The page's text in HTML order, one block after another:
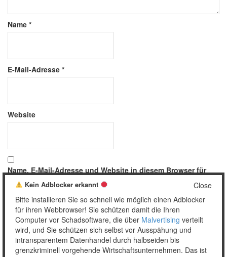
Name *
E-Mail-Adresse *
Website
Name, E-Mail-Adresse und Website in diesem Browser für
meinen nächsten Kommentar speichern.
Close
Kein Adblocker erkannt
Bitte installieren Sie so schnell wie möglich einen Adblocker
für ihren Webbrowser! Sie schützen damit die Ihren
Computer vor Schadsoftware, die über Malvertising verteilt
wird, und Sie schützen sich selbst vor Ausspähung und
intransparentem Datenhandel durch halbseiden bis
grenzkriminell vorgehende Wirtschaftsunternehmen. Das ist